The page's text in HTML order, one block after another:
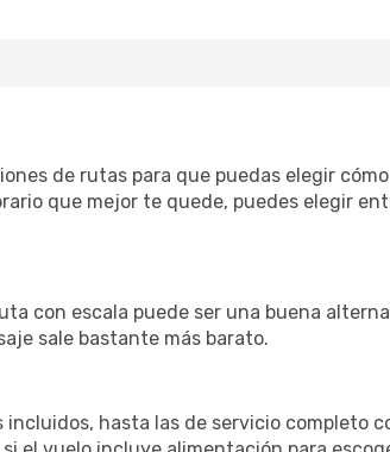
de rutas para que puedas elegir
que mejor te quede, puedes elegir
con escala puede ser una buena
sale bastante más barato.
incluidos, hasta las de servicio completo